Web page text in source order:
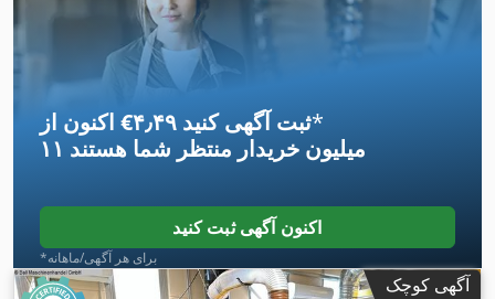
اکنون از ‎€۴٫۴۹ ثبت آگهی کنید*
۱۱ میلیون خریدار منتظر شما هستند
اکنون آگهی ثبت کنید
*برای هر آگهی/ماهانه
آگهی کوچک